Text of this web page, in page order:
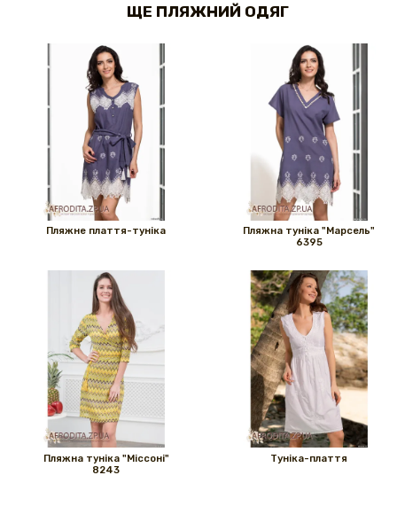
ЩЕ ПЛЯЖНИЙ ОДЯГ
Пляжне плаття-туніка
Пляжна туніка "Марсель"
6395
Пляжна туніка "Міссоні"
8243
Туніка-плаття